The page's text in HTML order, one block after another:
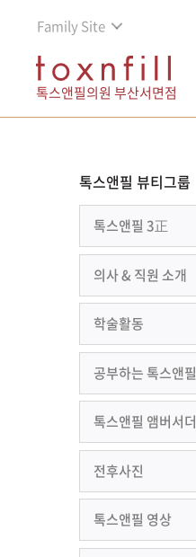
Family Site
톡스앤필의원 부산서면점
톡스앤필 뷰티그룹
톡스앤필 3正
의사 & 직원 소개
학술활동
공부하는 톡스앤필
톡스앤필 앰버서더
전후사진
톡스앤필 영상